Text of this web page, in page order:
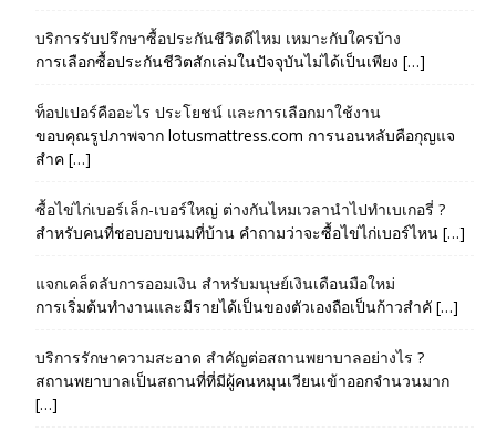
บริการรับปรึกษาซื้อประกันชีวิตดีไหม เหมาะกับใครบ้าง
การเลือกซื้อประกันชีวิตสักเล่มในปัจจุบันไม่ได้เป็นเพียง […]
ท็อปเปอร์คืออะไร ประโยชน์ และการเลือกมาใช้งาน
ขอบคุณรูปภาพจาก lotusmattress.com การนอนหลับคือกุญแจ
สำค […]
ซื้อไข่ไก่เบอร์เล็ก-เบอร์ใหญ่ ต่างกันไหมเวลานำไปทำเบเกอรี่ ?
สำหรับคนที่ชอบอบขนมที่บ้าน คำถามว่าจะซื้อไข่ไก่เบอร์ไหน […]
แจกเคล็ดลับการออมเงิน สำหรับมนุษย์เงินเดือนมือใหม่
การเริ่มต้นทำงานและมีรายได้เป็นของตัวเองถือเป็นก้าวสำคั […]
บริการรักษาความสะอาด สำคัญต่อสถานพยาบาลอย่างไร ?
สถานพยาบาลเป็นสถานที่ที่มีผู้คนหมุนเวียนเข้าออกจำนวนมาก
[…]